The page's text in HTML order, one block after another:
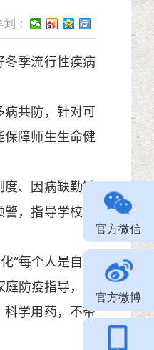
：
季流行性疾病
共防，针对可
保障师生生命健
、因病缺勤缺
，指导学校做
每个人是自己
防疫指导，配
科学用药，不带
官方微信
官方微博